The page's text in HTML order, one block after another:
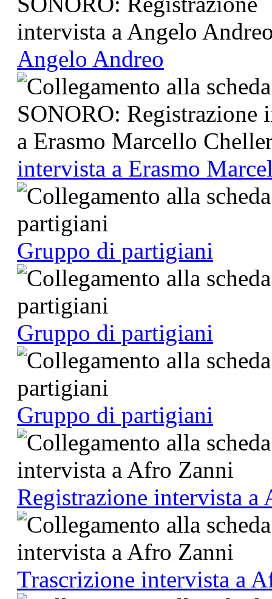
Angelo Andreo
intervista a Erasmo
Gruppo di partigiani
Gruppo di partigiani
Gruppo di partigiani
Registrazione intervista a
Trascrizione intervista a